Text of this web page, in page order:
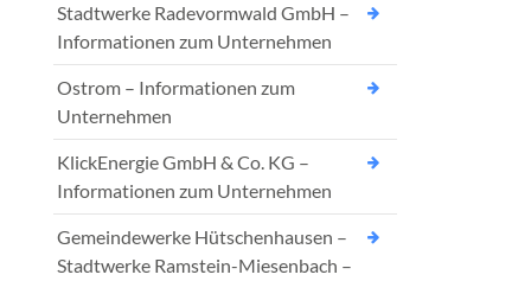
Stadtwerke Radevormwald GmbH –
Informationen zum Unternehmen
Ostrom – Informationen zum
Unternehmen
KlickEnergie GmbH & Co. KG –
Informationen zum Unternehmen
Gemeindewerke Hütschenhausen –
Stadtwerke Ramstein-Miesenbach –